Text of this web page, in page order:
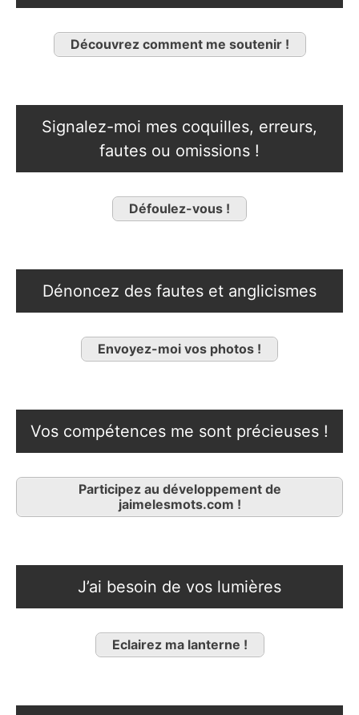
Découvrez comment me soutenir !
Signalez-moi mes coquilles, erreurs,
fautes ou omissions !
Défoulez-vous !
Dénoncez des fautes et anglicismes
Envoyez-moi vos photos !
Vos compétences me sont précieuses !
Participez au développement de
jaimelesmots.com !
J’ai besoin de vos lumières
Eclairez ma lanterne !